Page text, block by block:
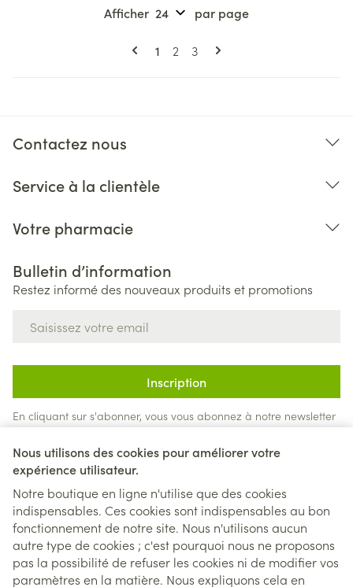
Nous utilisons des cookies pour améliorer votre
expérience utilisateur.
Notre boutique en ligne n'utilise que des cookies
indispensables. Ces cookies sont indispensables au bon
fonctionnement de notre site. Nous n'utilisons aucun
autre type de cookies ; c'est pourquoi nous ne proposons
pas la possibilité de refuser les cookies ni de modifier vos
paramètres en la matière. Nous expliquons cela en
Pages
Vous lisez actuellement la page
1 Page
2 Page
3
Afficher par page
Contactez nous
Service à la clientèle
Votre pharmacie
Bulletin d’information
Restez informé des nouveaux produits et promotions
Inscription
En cliquant sur s'abonner, vous vous abonnez à notre newsletter
et acceptez notrepolitique de confidentialité.